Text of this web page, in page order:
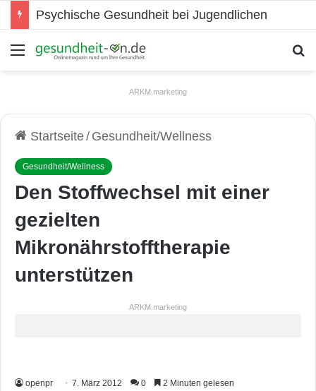
Psychische Gesundheit bei Jugendlichen
Menü
ARKM.marketing
Startseite/ Gesundheit/Wellness
Gesundheit/Wellness
Den Stoffwechsel mit einer
gezielten
Mikronährstofftherapie
unterstützen
ARKM.marketing
openpr 7. März 2012 0 2 Minuten gelesen